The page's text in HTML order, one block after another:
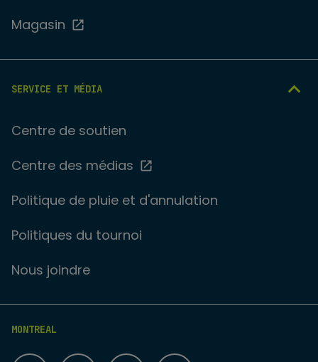
Magasin
SERVICE ET MÉDIA
Centre de soutien
Centre des médias
Politique de pluie et d'annulation
Politiques du tournoi
Nous joindre
MONTREAL